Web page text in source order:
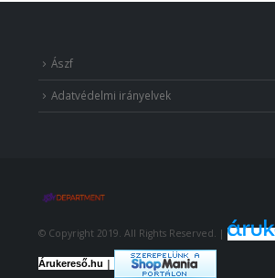
Ászf
Adatvédelmi irányelvek
© Copyright 2019. All Rights Reserved. |
Árukereső.hu |